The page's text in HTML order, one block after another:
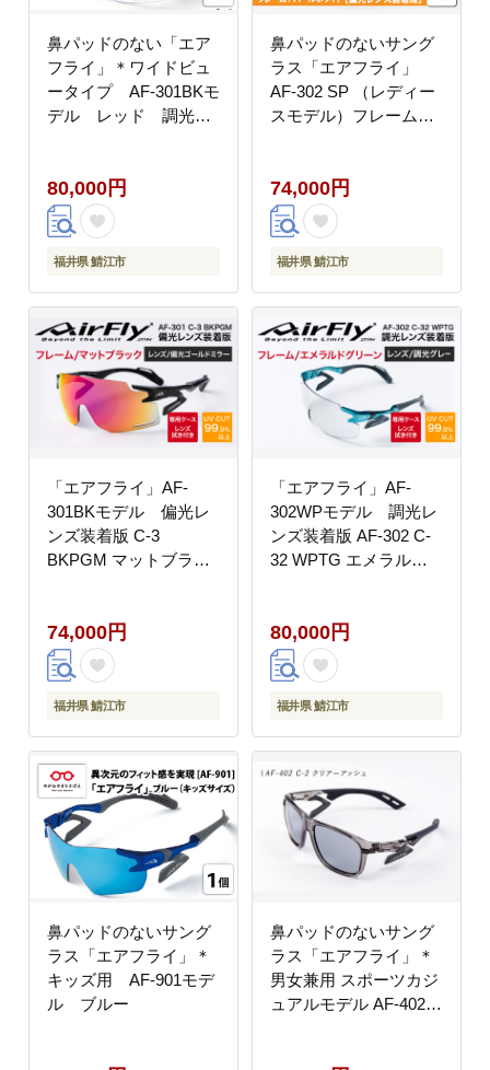
鼻パッドのない「エア
フライ」＊ワイドビュ
ータイプ AF-301BKモ
デル レッド 調光レ
80,000円
福井県 鯖江市
鼻パッドのないサング
ラス「エアフライ」
AF-302 SP （レディー
スモデル）フレーム／
レンズ装着版
74,000円
福井県 鯖江市
「エアフライ」AF-
301BKモデル 偏光レ
ンズ装着版 C-3
BKPGM マットブラッ
74,000円
福井県 鯖江市
「エアフライ」AF-
302WPモデル 調光レ
ンズ装着版 AF-302 C-
32 WPTG エメラルド
80,000円
福井県 鯖江市
鼻パッドのないサング
ラス「エアフライ」＊
キッズ用 AF-901モデ
ル ブルー
鼻パッドのないサング
ラス「エアフライ」＊
男女兼用 スポーツカジ
ュアルモデル AF-402